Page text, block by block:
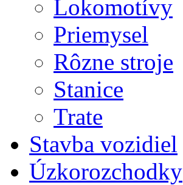
Lokomotívy
Priemysel
Rôzne stroje
Stanice
Trate
Stavba vozidiel
Úzkorozchodky